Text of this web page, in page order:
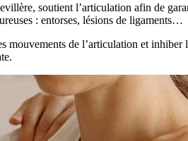
soutient l’articulation afin de
: entorses, lésions de ligaments…
mouvements de l’articulation et